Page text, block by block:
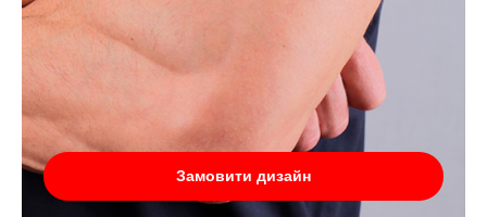
Замовити дизайн